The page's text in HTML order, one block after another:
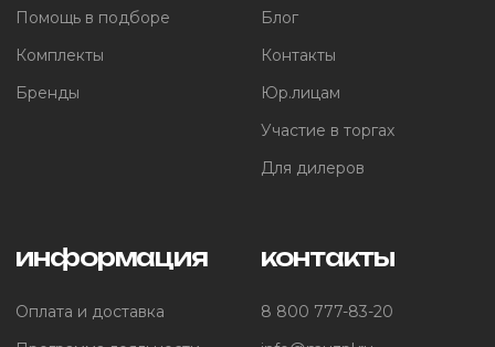
Помощь в подборе
Комплекты
Бренды
Блог
Контакты
Юр.лицам
Участие в торгах
Для дилеров
информация
Оплата и доставка
контакты
8 800 777-83-20